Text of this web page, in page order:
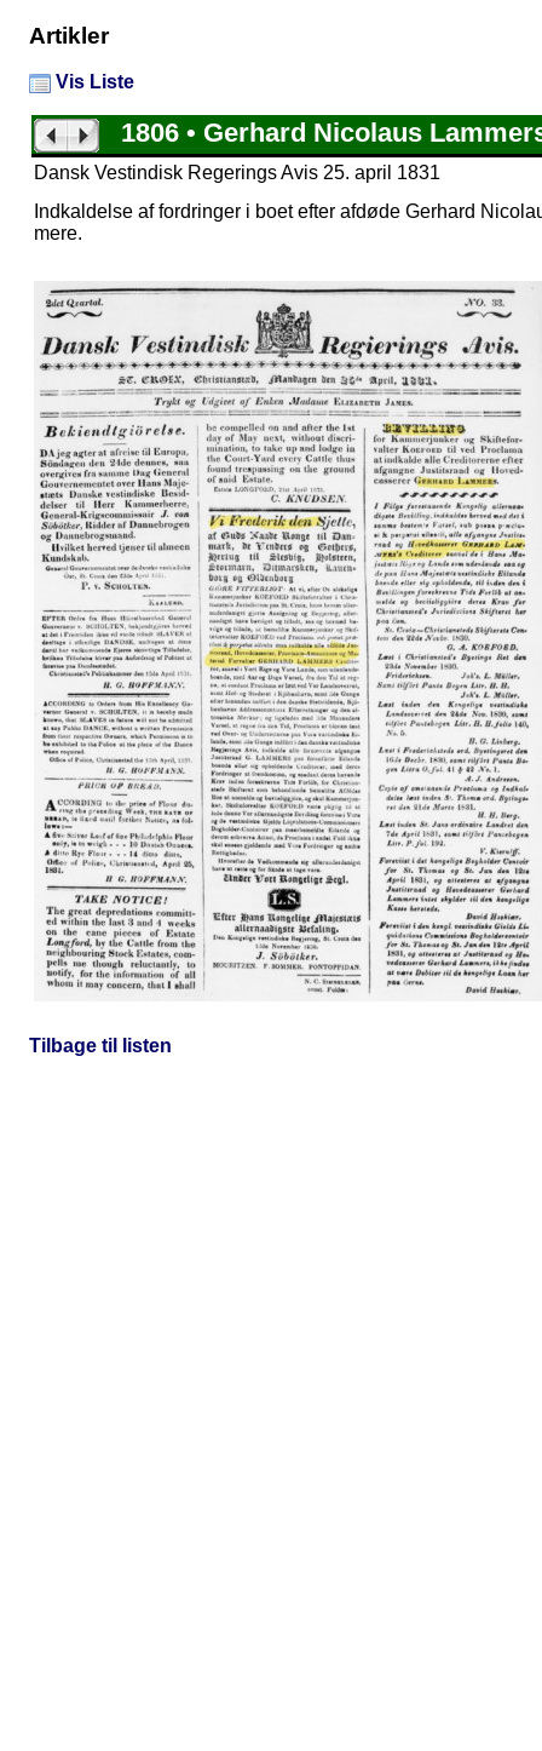
Artikler
Vis Liste
1806 • Gerhard Nicolaus
Dansk Vestindisk Regerings Avis 25. april 1831
Indkaldelse af fordringer i boet efter afdøde Gerhard
mere.
Tilbage til listen